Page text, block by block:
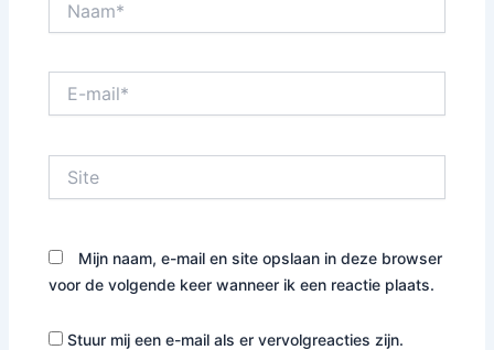
mail*
Mijn naam, e-mail en site opslaan in deze browser
voor de volgende keer wanneer ik een reactie plaats.
Stuur mij een e-mail als er vervolgreacties zijn.